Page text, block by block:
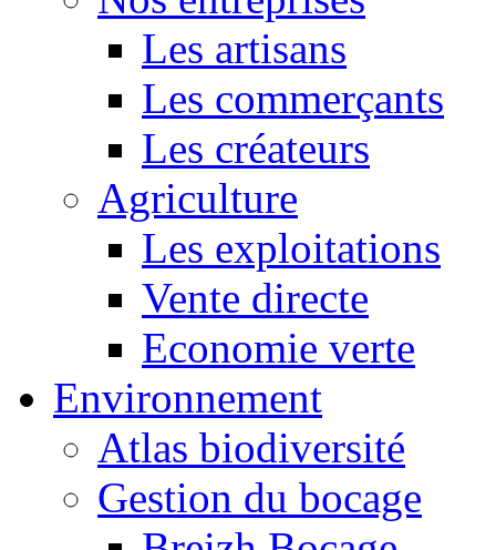
Les artisans
Les commerçants
Les créateurs
Agriculture
Les exploitations
Vente directe
Economie verte
Environnement
Atlas biodiversité
Gestion du bocage